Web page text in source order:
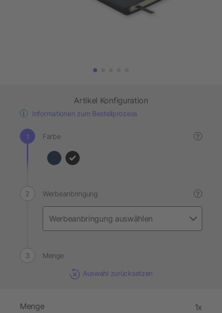
Artikel Konfiguration
Informationen zum Bestellprozess
Farbe ?
Werbeanbringung ?
Menge
Auswahl zurücksetzen
Menge 1x